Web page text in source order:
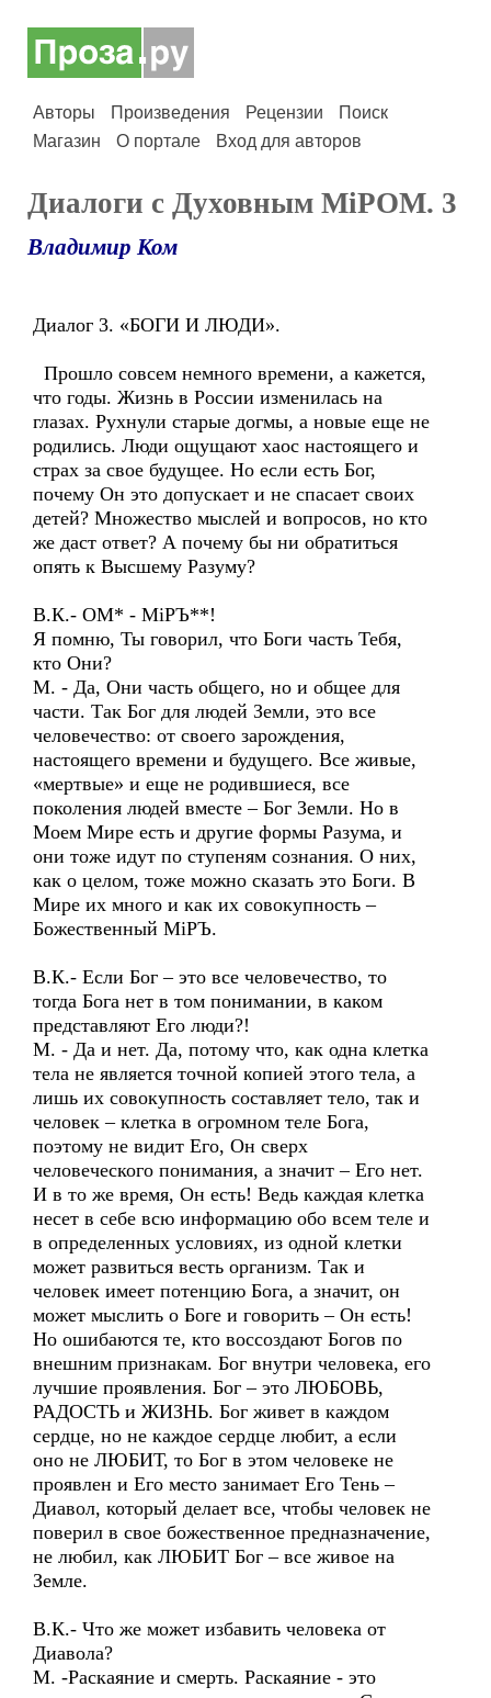
Авторы Произведения Рецензии
Поиск
Магазин
О портале Вход для авторов
Диалоги с Духовным МiРОМ. 3
Владимир Ком
Диалог 3. «БОГИ И ЛЮДИ».
Прошло совсем немного времени, а кажется,
что годы. Жизнь в России изменилась на
глазах. Рухнули старые догмы, а новые еще не
родились. Люди ощущают хаос настоящего и
страх за свое будущее. Но если есть Бог,
почему Он это допускает и не спасает своих
детей? Множество мыслей и вопросов, но кто
же даст ответ? А почему бы ни обратиться
опять к Высшему Разуму?
В.К.- ОМ* - МiРЪ**!
Я помню, Ты говорил, что Боги часть Тебя,
кто Они?
М. - Да, Они часть общего, но и общее для
части. Так Бог для людей Земли, это все
человечество: от своего зарождения,
настоящего времени и будущего. Все живые,
«мертвые» и еще не родившиеся, все
поколения людей вместе – Бог Земли. Но в
Моем Мире есть и другие формы Разума, и
они тоже идут по ступеням сознания. О них,
как о целом, тоже можно сказать это Боги. В
Мире их много и как их совокупность –
Божественный МiРЪ.
В.К.- Если Бог – это все человечество, то
тогда Бога нет в том понимании, в каком
представляют Его люди?!
М. - Да и нет. Да, потому что, как одна клетка
тела не является точной копией этого тела, а
лишь их совокупность составляет тело, так и
человек – клетка в огромном теле Бога,
поэтому не видит Его, Он сверх
человеческого понимания, а значит – Его нет.
И в то же время, Он есть! Ведь каждая клетка
несет в себе всю информацию обо всем теле и
в определенных условиях, из одной клетки
может развиться весть организм. Так и
человек имеет потенцию Бога, а значит, он
может мыслить о Боге и говорить – Он есть!
Но ошибаются те, кто воссоздают Богов по
внешним признакам. Бог внутри человека, его
лучшие проявления. Бог – это ЛЮБОВЬ,
РАДОСТЬ и ЖИЗНЬ. Бог живет в каждом
сердце, но не каждое сердце любит, а если
оно не ЛЮБИТ, то Бог в этом человеке не
проявлен и Его место занимает Его Тень –
Диавол, который делает все, чтобы человек не
поверил в свое божественное предназначение,
не любил, как ЛЮБИТ Бог – все живое на
Земле.
В.К.- Что же может избавить человека от
Диавола?
М. -Раскаяние и смерть. Раскаяние - это